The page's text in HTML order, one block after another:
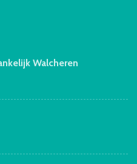
Walcheren